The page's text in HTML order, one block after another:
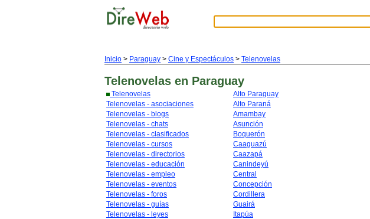
Inicio > Paraguay > Cine y Espectáculos > Telenovelas
Telenovelas en Paraguay
Telenovelas
Telenovelas - asociaciones
Telenovelas - blogs
Telenovelas - chats
Telenovelas - clasificados
Telenovelas - cursos
Telenovelas - directorios
Telenovelas - educación
Telenovelas - empleo
Telenovelas - eventos
Telenovelas - foros
Telenovelas - guías
Telenovelas - leyes
Alto Paraguay
Alto Paraná
Amambay
Asunción
Boquerón
Caaguazú
Caazapá
Canindeyú
Central
Concepción
Cordillera
Guairá
Itapúa